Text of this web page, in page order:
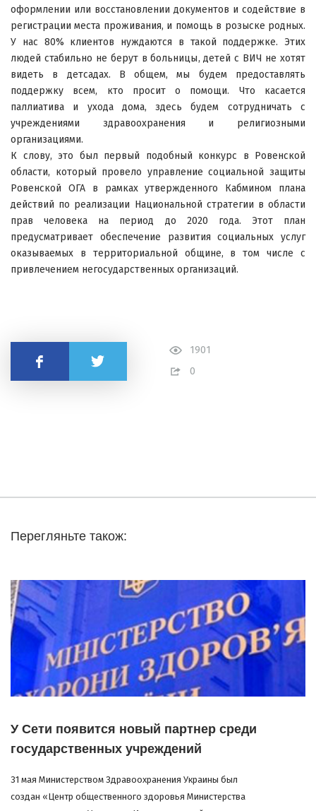
оформлении или восстановлении документов и содействие в
регистрации места проживания, и помощь в розыске родных.
У нас 80% клиентов нуждаются в такой поддержке. Этих
людей стабильно не берут в больницы, детей с ВИЧ не хотят
видеть в детсадах. В общем, мы будем предоставлять
поддержку всем, кто просит о помощи. Что касается
паллиатива и ухода дома, здесь будем сотрудничать с
учреждениями здравоохранения и религиозными
организациями.
К слову, это был первый подобный конкурс в Ровенской
области, который провело управление социальной защиты
Ровенской ОГА в рамках утвержденного Кабмином плана
действий по реализации Национальной стратегии в области
прав человека на период до 2020 года. Этот план
предусматривает обеспечение развития социальных услуг
оказываемых в территориальной общине, в том числе с
привлечением негосударственных организаций.
1901
0
Поделиться
Перегляньте також:
У Сети появится новый партнер среди
государственных учреждений
31 мая Министерством Здравоохранения Украины был
создан «Центр общественного здоровья Министерства